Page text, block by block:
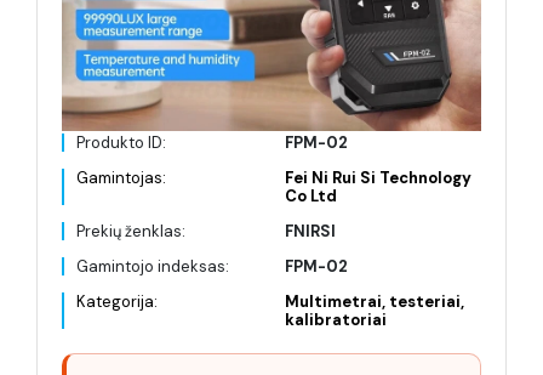
Produkto ID:
FPM-02
Gamintojas:
Fei Ni Rui Si Technology
Co Ltd
Prekių ženklas:
FNIRSI
Gamintojo indeksas:
FPM-02
Kategorija:
Multimetrai, testeriai,
kalibratoriai